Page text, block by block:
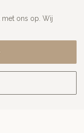
met ons op. Wij